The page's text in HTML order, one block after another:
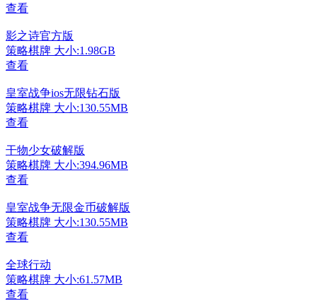
查看
影之诗官方版
策略棋牌 大小:1.98GB
查看
皇室战争ios无限钻石版
策略棋牌 大小:130.55MB
查看
干物少女破解版
策略棋牌 大小:394.96MB
查看
皇室战争无限金币破解版
策略棋牌 大小:130.55MB
查看
全球行动
策略棋牌 大小:61.57MB
查看